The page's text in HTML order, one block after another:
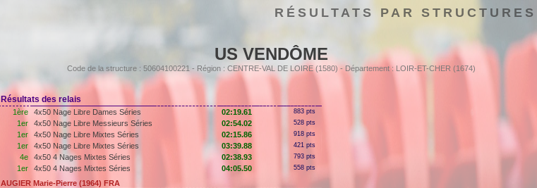
RÉSULTATS PAR STRUCTURES
US VENDÔME
Code de la structure : 50604100221 - Région : CENTRE-VAL DE LOIRE (1580) - Département : LOIR-ET-CHER (1674)
Résultats des relais
1ère 4x50 Nage Libre Dames Séries 02:19.61 883 pts
1er 4x50 Nage Libre Messieurs Séries 02:54.02 528 pts
1er 4x50 Nage Libre Mixtes Séries 02:15.86 918 pts
1er 4x50 Nage Libre Mixtes Séries 03:39.88 421 pts
4e 4x50 4 Nages Mixtes Séries 02:38.93 793 pts
1er 4x50 4 Nages Mixtes Séries 04:05.50 558 pts
AUGIER Marie-Pierre (1964) FRA